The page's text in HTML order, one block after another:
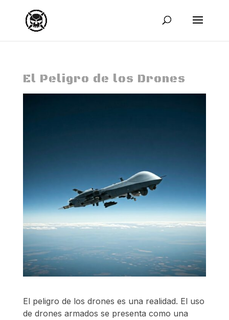
El Peligro de los Drones
El peligro de los drones es una realidad. El uso
de drones armados se presenta como una